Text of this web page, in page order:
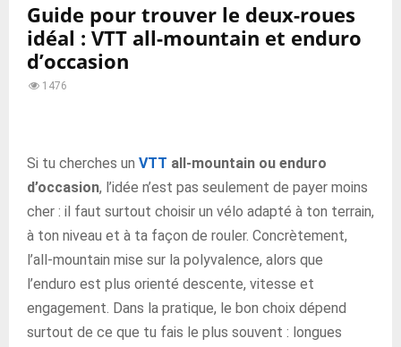
Guide pour trouver le deux-roues
idéal : VTT all-mountain et enduro
d’occasion
1476
Si tu cherches un VTT all-mountain ou enduro
d’occasion, l’idée n’est pas seulement de payer moins
cher : il faut surtout choisir un vélo adapté à ton terrain,
à ton niveau et à ta façon de rouler. Concrètement,
l’all-mountain mise sur la polyvalence, alors que
l’enduro est plus orienté descente, vitesse et
engagement. Dans la pratique, le bon choix dépend
surtout de ce que tu fais le plus souvent : longues